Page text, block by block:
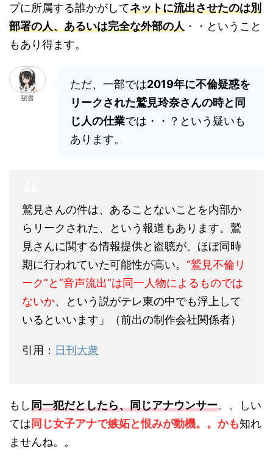
プに所属する誰かがしてネットに流出させたのは別
部署の人、あるいは完全な外部の人 ・・ということ
もあり得ます。
秘書
ただ、一部では2019年に不倫疑惑を
リークされた鷲見玲奈さんの時と同
じ人の仕業では・・？という疑いも
あります。
鷲見さんの件は、あることないことを内部か
らリークされた、という報道もあります。鷲
見さんに関する情報提供と盗聴が、ほぼ同時
期に行われていた可能性が高い。 “鷲見不倫リ
ーク“と”音声流出“は同一人物によるものでは
ないか、という説がテレ東の中でも浮上して
いるといいます」（前出の制作会社関係者）
引用： 日刊大衆
もし同一犯だとしたら、同じアナウンサー。。しい
ては同じ女子アナで嫉妬と恨みが動機。。かも知れ
ませんね。。